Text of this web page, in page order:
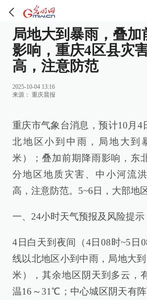
局地大到暴雨，叠加
影响，重庆4区县灾
高，注意防范
2025-10-04 13:16
来源： 重庆晨报
重庆市气象台消息，预计10月4
北地区小到中雨，局地大到
米）；叠加前期降雨影响，东
分地区地质灾害、中小河流
高，注意防范。5~6日，大部地
一、24小时天气预报及风险提示
4日白天到夜间（4日08时~5日
线以北地区小到中雨，局地大
米），其余地区阴天到多云，
温16～31℃；中心城区阴天有